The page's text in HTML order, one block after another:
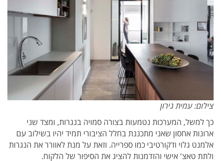
צילום: עמית גירון
כך למשל, המערכות נטמעות בצורה סמויה בנגרות, ומצד שני
ארונות אחסון שאני מתכננת בחלל הציבורי תמיד יהיו בשילוב עם
אלמנט גלוי ודקורטיבי כמו ספרייה. וזאת על מנת לאוורר את הנגרות
ולתת טאצ' אישי והזדמנות להציג את הסיפור של הלקוח.